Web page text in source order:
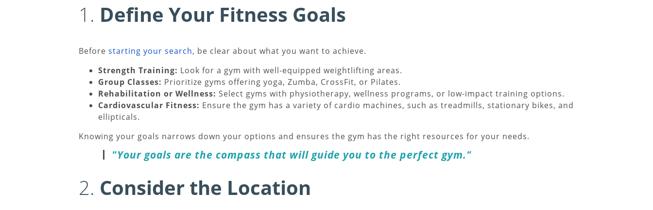
1. Define Your Fitness Goals
Before starting your search, be clear about what you want to achieve.
Strength Training: Look for a gym with well-equipped weightlifting areas.
Group Classes: Prioritize gyms offering yoga, Zumba, CrossFit, or Pilates.
Rehabilitation or Wellness: Select gyms with physiotherapy, wellness programs, or low-impact training options.
Cardiovascular Fitness: Ensure the gym has a variety of cardio machines, such as treadmills, stationary bikes, and
ellipticals.
Knowing your goals narrows down your options and ensures the gym has the right resources for your needs.
"Your goals are the compass that will guide you to the perfect gym."
2. Consider the Location